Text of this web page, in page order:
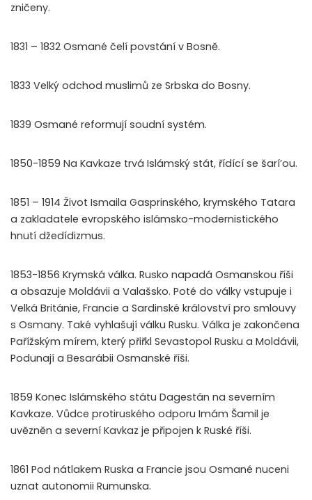
zničeny.
1831 – 1832 Osmané čelí povstání v Bosně.
1833 Velký odchod muslimů ze Srbska do Bosny.
1839 Osmané reformují soudní systém.
1850-1859 Na Kavkaze trvá Islámský stát, řídící se šarí’ou.
1851 – 1914 Život Ismaila Gasprinského, krymského Tatara
a zakladatele evropského islámsko-modernistického
hnutí džedídizmus.
1853-1856 Krymská válka. Rusko napadá Osmanskou říši
a obsazuje Moldávii a Valašsko. Poté do války vstupuje i
Velká Británie, Francie a Sardinské království pro smlouvy
s Osmany. Také vyhlašují válku Rusku. Válka je zakončena
Pařížským mírem, který přiřkl Sevastopol Rusku a Moldávii,
Podunají a Besarábii Osmanské říši.
1859 Konec Islámského státu Dagestán na severním
Kavkaze. Vůdce protiruského odporu Imám Šamil je
uvězněn a severní Kavkaz je připojen k Ruské říši.
1861 Pod nátlakem Ruska a Francie jsou Osmané nuceni
uznat autonomii Rumunska.